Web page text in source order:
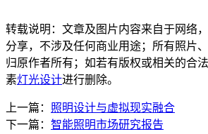
转载说明：文章及图片内容来自于网络
分享，不涉及任何商业用途；所有照片
归原作者所有；如若有版权或相关的合
素灯光设计进行删除。
上一篇： 照明设计与虚拟现实融合
下一篇： 智能照明市场研究报告